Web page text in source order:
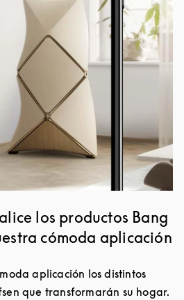
los productos Bang
cómoda aplicación
aplicación los distintos
que transformarán su hogar.